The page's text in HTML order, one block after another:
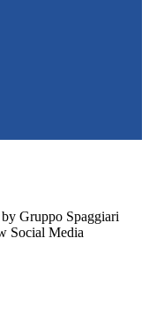
Gruppo Spaggiari
Social Media